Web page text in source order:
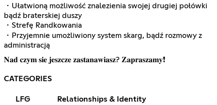
・Ułatwioną możliwość znalezienia swojej drugiej połówki
bądź braterskiej duszy
・Strefę Randkowania
・Przyjemnie umożliwiony system skarg, bądź rozmowy z
administracją
𝐍𝐚𝐝 𝐜𝐳𝐲𝐦 𝐬𝐢𝐞 𝐣𝐞𝐬𝐳𝐜𝐳𝐞 𝐳𝐚𝐬𝐭𝐚𝐧𝐚𝐰𝐢𝐚𝐬𝐳? 𝐙𝐚𝐩𝐫𝐚𝐬𝐳𝐚𝐦𝐲❗️
CATEGORIES
LFG Relationships & Identity